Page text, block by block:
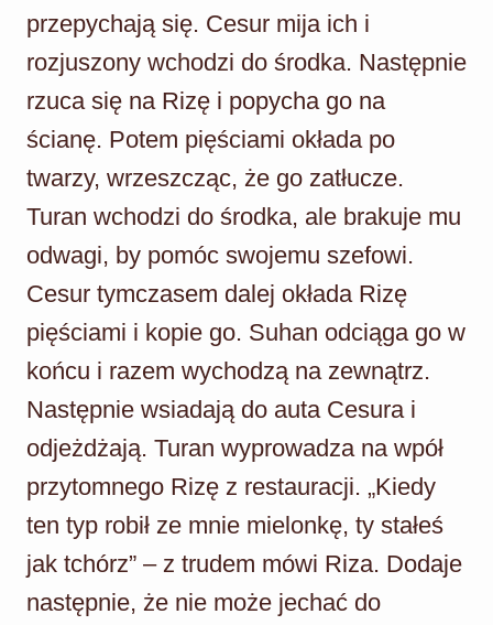
przepychają się. Cesur mija ich i
rozjuszony wchodzi do środka. Następnie
rzuca się na Rizę i popycha go na
ścianę. Potem pięściami okłada po
twarzy, wrzeszcząc, że go zatłucze.
Turan wchodzi do środka, ale brakuje mu
odwagi, by pomóc swojemu szefowi.
Cesur tymczasem dalej okłada Rizę
pięściami i kopie go. Suhan odciąga go w
końcu i razem wychodzą na zewnątrz.
Następnie wsiadają do auta Cesura i
odjeżdżają. Turan wyprowadza na wpół
przytomnego Rizę z restauracji. „Kiedy
ten typ robił ze mnie mielonkę, ty stałeś
jak tchórz” – z trudem mówi Riza. Dodaje
następnie, że nie może jechać do